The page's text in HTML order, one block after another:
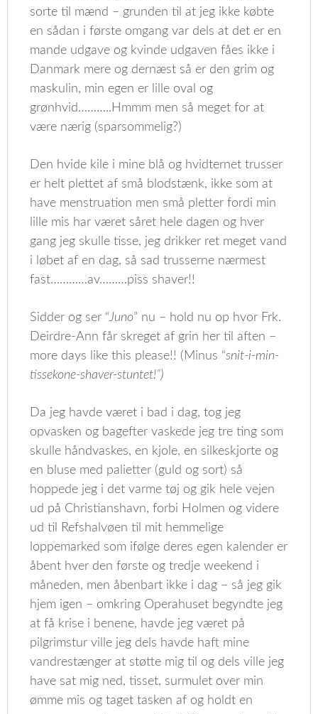
sorte til mænd – grunden til at jeg ikke købte
en sådan i første omgang var dels at det er en
mande udgave og kvinde udgaven fåes ikke i
Danmark mere og dernæst så er den grim og
maskulin, min egen er lille oval og
grønhvid………..Hmmm men så meget for at
være nærig (sparsommelig?)
Den hvide kile i mine blå og hvidternet trusser
er helt plettet af små blodstænk, ikke som at
have menstruation men små pletter fordi min
lille mis har været såret hele dagen og hver
gang jeg skulle tisse, jeg drikker ret meget vand
i løbet af en dag, så sad trusserne nærmest
fast…………av………piss shaver!!
Sidder og ser “Juno” nu – hold nu op hvor Frk.
Deirdre-Ann får skreget af grin her til aften –
more days like this please!! (Minus “snit-i-min-
tissekone-shaver-stuntet!”)
Da jeg havde været i bad i dag, tog jeg
opvasken og bagefter vaskede jeg tre ting som
skulle håndvaskes, en kjole, en silkeskjorte og
en bluse med palietter (guld og sort) så
hoppede jeg i det varme tøj og gik hele vejen
ud på Christianshavn, forbi Holmen og videre
ud til Refshalvøen til mit hemmelige
loppemarked som ifølge deres egen kalender er
åbent hver den første og tredje weekend i
måneden, men åbenbart ikke i dag – så jeg gik
hjem igen – omkring Operahuset begyndte jeg
at få krise i benene, havde jeg været på
pilgrimstur ville jeg dels havde haft mine
vandrestænger at støtte mig til og dels ville jeg
have sat mig ned, tisset, surmulet over min
ømme mis og taget tasken af og holdt en